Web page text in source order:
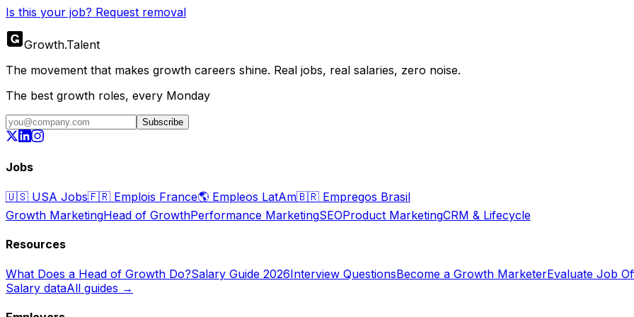
Is this your job? Request removal
Growth.Talent
The movement that makes growth careers shine. Real jobs, real salaries, zero noise.
The best growth roles, every Monday
Subscribe
Jobs
🇺🇸 USA Jobs🇫🇷 Emplois France🌎 Empleos LatAm🇧🇷 Empregos Brasil
Growth MarketingHead of GrowthPerformance MarketingSEOProduct MarketingCRM & Lifecycle
Resources
What Does a Head of Growth Do?Salary Guide 2026Interview QuestionsBecome a Growth MarketerEvaluate Job
Salary dataAll guides →